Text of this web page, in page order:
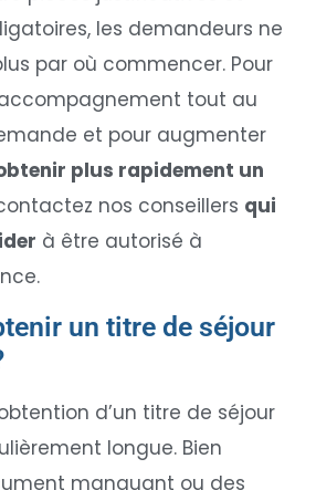
les demandeurs ne
par où commencer. Pour
tout au
et pour augmenter
plus rapidement un
nos conseillers qui
à être autorisé à
un titre de séjour
d’un titre de séjour
longue. Bien
manquant ou des